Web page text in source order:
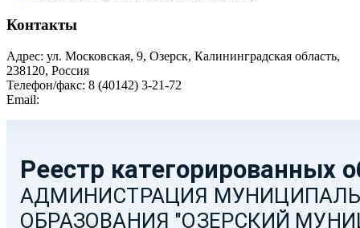
Контакты
Адрес: ул. Московская, 9, Озерск, Калининградская область,
238120, Россия
Телефон/факс: 8 (40142) 3-21-72
Email: